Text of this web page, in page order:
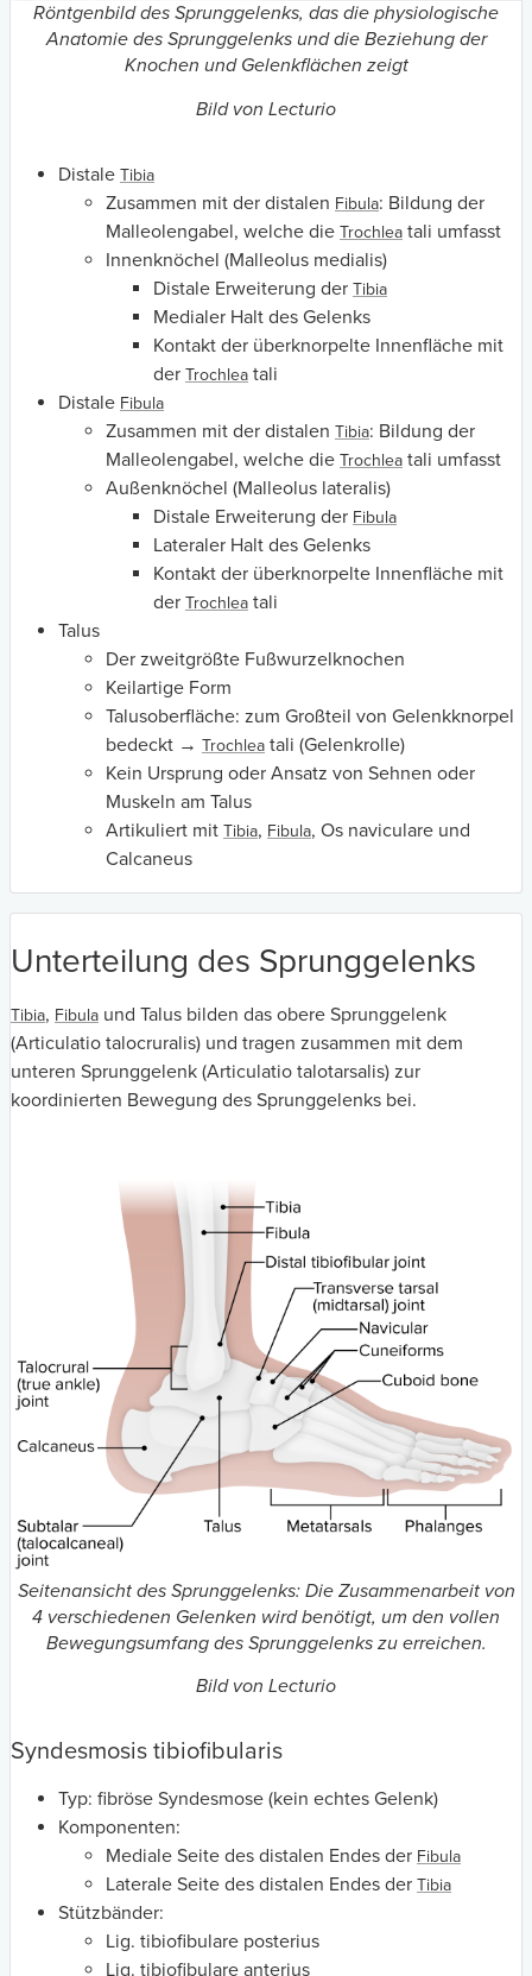
Röntgenbild des Sprunggelenks, das die physiologische
Anatomie des Sprunggelenks und die Beziehung der
Knochen und Gelenkflächen zeigt
Bild von Lecturio
Distale Tibia
Zusammen mit der distalen Fibula: Bildung der
Malleolengabel, welche die Trochlea tali umfasst
Innenknöchel (Malleolus medialis)
Distale Erweiterung der Tibia
Medialer Halt des Gelenks
Kontakt der überknorpelte Innenfläche mit
der Trochlea tali
Distale Fibula
Zusammen mit der distalen Tibia: Bildung der
Malleolengabel, welche die Trochlea tali umfasst
Außenknöchel (Malleolus lateralis)
Distale Erweiterung der Fibula
Lateraler Halt des Gelenks
Kontakt der überknorpelte Innenfläche mit
der Trochlea tali
Talus
Der zweitgrößte Fußwurzelknochen
Keilartige Form
Talusoberfläche: zum Großteil von Gelenkknorpel
bedeckt → Trochlea tali (Gelenkrolle)
Kein Ursprung oder Ansatz von Sehnen oder
Muskeln am Talus
Artikuliert mit Tibia, Fibula, Os naviculare und
Calcaneus
Unterteilung des Sprunggelenks
Tibia, Fibula und Talus bilden das obere Sprunggelenk
(Articulatio talocruralis) und tragen zusammen mit dem
unteren Sprunggelenk (Articulatio talotarsalis) zur
koordinierten Bewegung des Sprunggelenks bei.
Seitenansicht des Sprunggelenks: Die Zusammenarbeit von
4 verschiedenen Gelenken wird benötigt, um den vollen
Bewegungsumfang des Sprunggelenks zu erreichen.
Bild von Lecturio
Syndesmosis tibiofibularis
Typ: fibröse Syndesmose (kein echtes Gelenk)
Komponenten:
Mediale Seite des distalen Endes der Fibula
Laterale Seite des distalen Endes der Tibia
Stützbänder:
Lig. tibiofibulare posterius
Lig. tibiofibulare anterius